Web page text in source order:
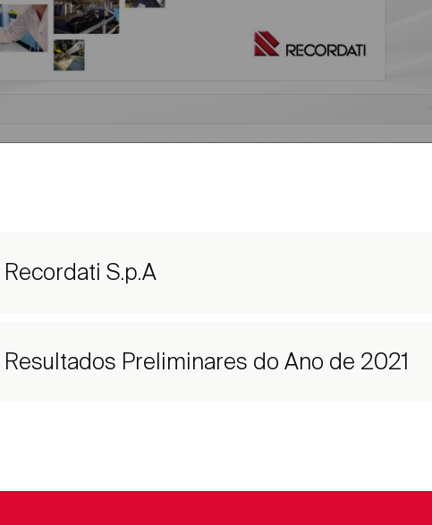
Recordati S.p.A
Resultados Preliminares do Ano de 2021